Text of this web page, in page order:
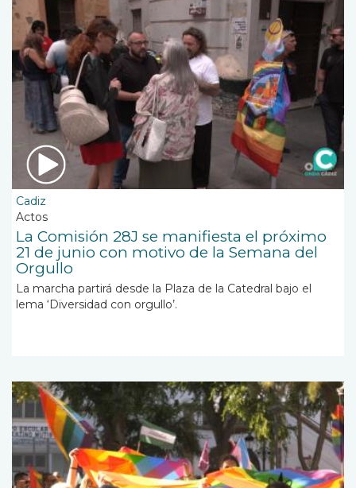
Cadiz
Actos
La Comisión 28J se manifiesta el próximo
21 de junio con motivo de la Semana del
Orgullo
La marcha partirá desde la Plaza de la Catedral bajo el
lema ‘Diversidad con orgullo’.